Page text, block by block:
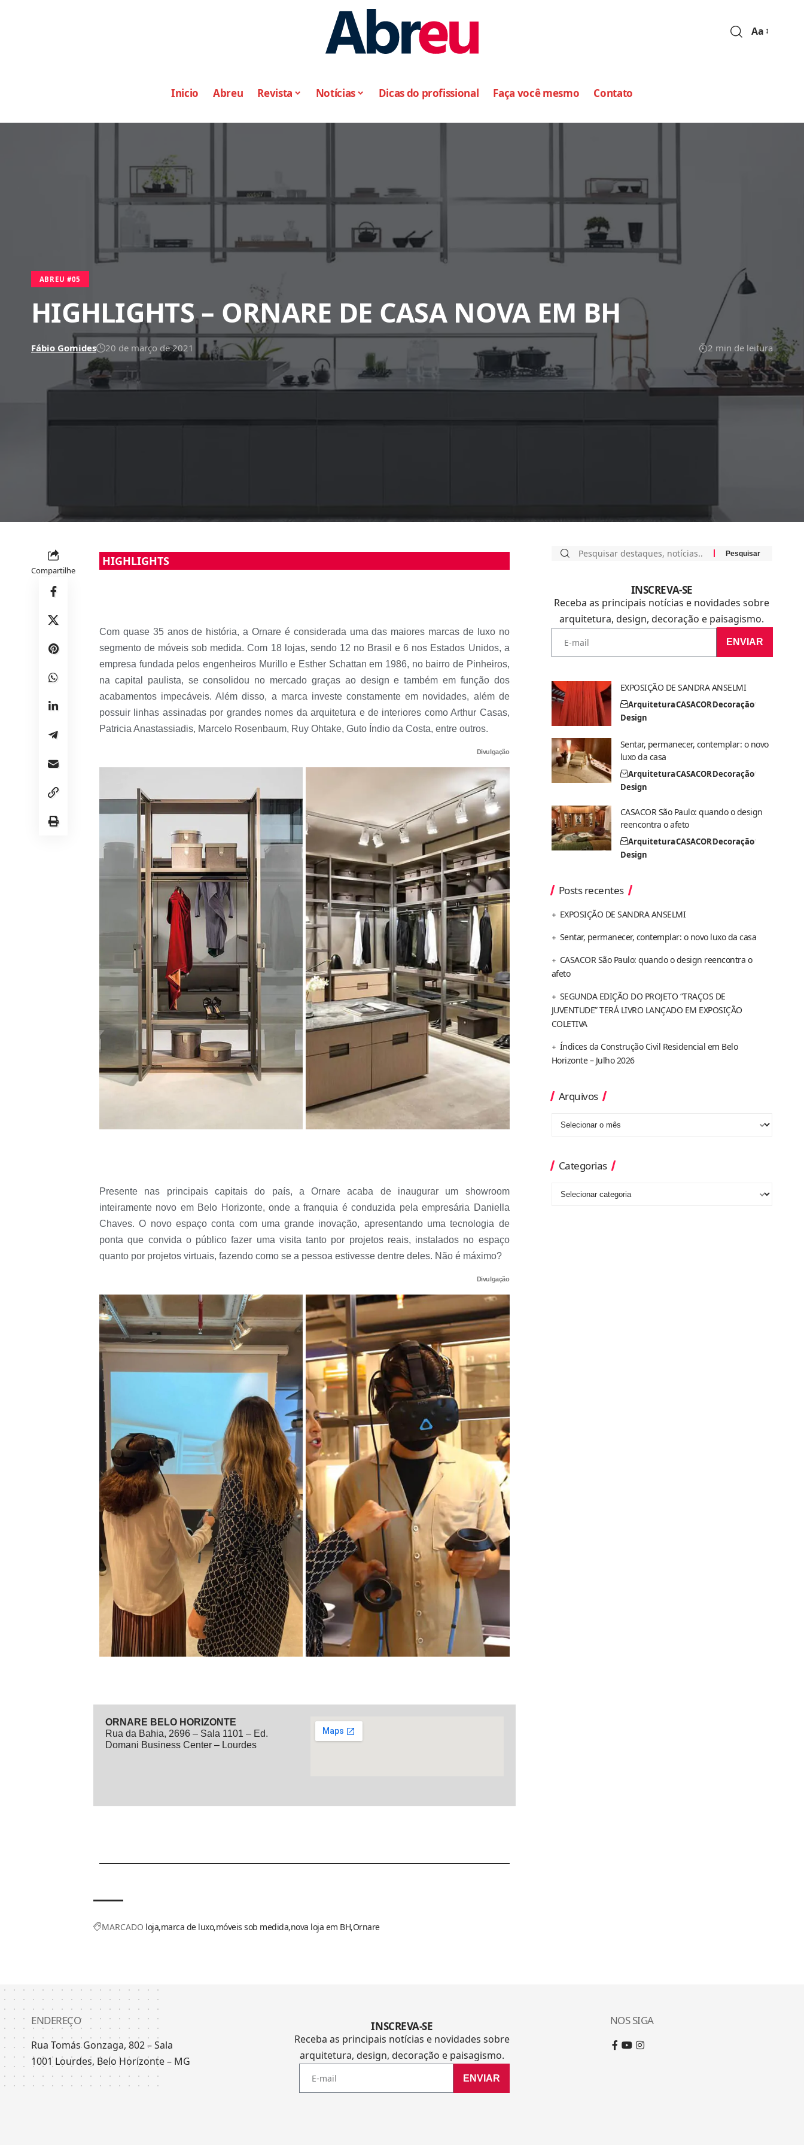
Aa
Inicio Abreu Revista Notícias Dicas do profissional Faça você mesmo Contato
ABREU #05
HIGHLIGHTS – ORNARE DE CASA NOVA EM BH
Fábio Gomides 20 de março de 2021 2 min de leitura
Compartilhe
HIGHLIGHTS
Com quase 35 anos de história, a Ornare é considerada uma das maiores marcas de luxo no
segmento de móveis sob medida. Com 18 lojas, sendo 12 no Brasil e 6 nos Estados Unidos, a
empresa fundada pelos engenheiros Murillo e Esther Schattan em 1986, no bairro de Pinheiros,
na capital paulista, se consolidou no mercado graças ao design e também em função dos
acabamentos impecáveis. Além disso, a marca investe constamente em novidades, além de
possuir linhas assinadas por grandes nomes da arquitetura e de interiores como Arthur Casas,
Patricia Anastassiadis, Marcelo Rosenbaum, Ruy Ohtake, Guto Índio da Costa, entre outros.
Divulgação
Presente nas principais capitais do país, a Ornare acaba de inaugurar um showroom
inteiramente novo em Belo Horizonte, onde a franquia é conduzida pela empresária Daniella
Chaves. O novo espaço conta com uma grande inovação, apresentando uma tecnologia de
ponta que convida o público fazer uma visita tanto por projetos reais, instalados no espaço
quanto por projetos virtuais, fazendo como se a pessoa estivesse dentre deles. Não é máximo?
Divulgação
ORNARE BELO HORIZONTE
Rua da Bahia, 2696 – Sala 1101 – Ed.
Domani Business Center – Lourdes
MARCADO loja marca de luxo móveis sob medida nova loja em BH Ornare
INSCREVA-SE
Receba as principais notícias e novidades sobre
arquitetura, design, decoração e paisagismo.
ENVIAR
EXPOSIÇÃO DE SANDRA ANSELMI
ArquiteturaCASACORDecoração
Design
Sentar, permanecer, contemplar: o novo
luxo da casa
ArquiteturaCASACORDecoração
Design
CASACOR São Paulo: quando o design
reencontra o afeto
ArquiteturaCASACORDecoração
Design
Posts recentes
EXPOSIÇÃO DE SANDRA ANSELMI
Sentar, permanecer, contemplar: o novo luxo da casa
CASACOR São Paulo: quando o design reencontra o
afeto
SEGUNDA EDIÇÃO DO PROJETO “TRAÇOS DE
JUVENTUDE” TERÁ LIVRO LANÇADO EM EXPOSIÇÃO
COLETIVA
Índices da Construção Civil Residencial em Belo
Horizonte – Julho 2026
Arquivos
Categorias
ENDEREÇO
Rua Tomás Gonzaga, 802 – Sala
1001 Lourdes, Belo Horizonte – MG
INSCREVA-SE
Receba as principais notícias e novidades sobre
arquitetura, design, decoração e paisagismo.
ENVIAR
NOS SIGA